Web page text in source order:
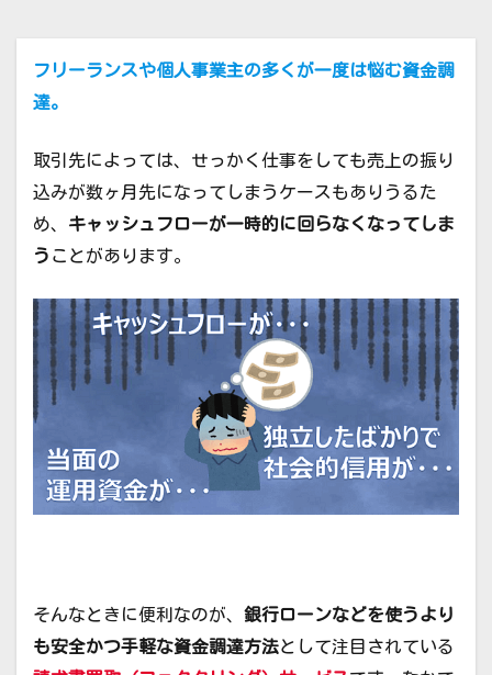
フリーランスや個人事業主の多くが一度は悩む資金調
達。
取引先によっては、せっかく仕事をしても売上の振り
込みが数ヶ月先になってしまうケースもありうるた
め、 キャッシュフローが一時的に回らなくなってしま
う ことがあります。
そんなときに便利なのが、 銀行ローンなどを使うより
も安全かつ手軽な資金調達方法として注目されている